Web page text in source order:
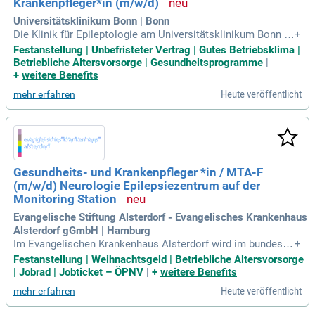
Krankenpfleger*in (m/w/d)
Universitätsklinikum Bonn | Bonn
Die Klinik für Epileptologie am Universitätsklinikum Bonn s
ucht zum nächstmöglichen Zeitpunkt einen Organisationsas
sistenten / eine medizinische Fachkraft (m/w/d) in Vollzeit.
Die unbefristete Stelle bietet die Möglichkeit, Prüfungsabläu
mbulanten Versorgung zu leisten. Zu den administrativen A
ufgaben gehören Terminkoordination, Telefonannahme und
Aktenpflege. Ideale Bewerber:innen haben eine abgeschloss
ene Ausbildung in einem medizinischen Beruf und bringen re
levante Berufserfahrung mit. Gute Deutschkenntnisse sowie
die Bereitschaft zur Einarbeitung in ein komplexes Arbeitsfe
ld sind erforderlich. Flexibilität, Belastbarkeit und Teamfähig
keit runden das gesuchte Profil ab.
+
Festanstellung | Unbefristeter Vertrag | Gutes Betriebsklima |
Betriebliche Altersvorsorge | Gesundheitsprogramme |
+ weitere Benefits
mehr erfahren Heute veröffentlicht
Gesundheits- und Krankenpfleger *in / MTA-F
(m/w/d) Neurologie Epilepsiezentrum auf der
Monitoring Station
Evangelische Stiftung Alsterdorf - Evangelisches Krankenhaus
Alsterdorf gGmbH | Hamburg
Im Evangelischen Krankenhaus Alsterdorf wird im bundesw
eit größten Neurologie Epilepsiezentrum modernstes Video
-EEG-Intensivmonitoring angeboten. Gesundheits- und Krank
d gefragt, um die Anfälle der Patienten optimal zu überwach
en. Rund um die Uhr werden Hirnströme abgeleitet, um die g
+
Festanstellung | Weihnachtsgeld | Betriebliche Altersvorsorge
| Jobrad | Jobticket – ÖPNV
+ weitere Benefits
mehr erfahren Heute veröffentlicht